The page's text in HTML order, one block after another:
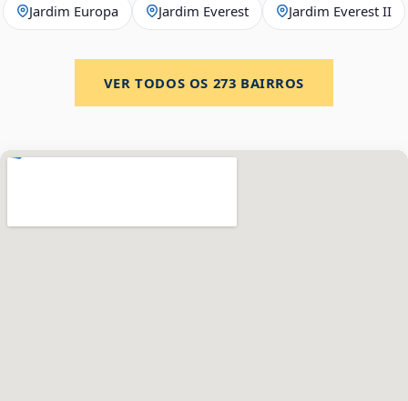
Jardim Europa Jardim Everest Jardim Everest II
VER TODOS OS 273 BAIRROS